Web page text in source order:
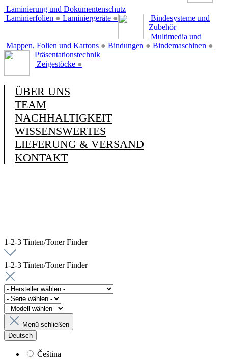
Laminierung und Dokumentenschutz
Laminierfolien ● Laminiergeräte ●
Bindesysteme und
Zubehör
Mappen, Folien und Kartons ● Bindungen ● Bindemaschinen ●
Multimedia und
Präsentationstechnik
Zeigestöcke ●
ÜBER UNS
TEAM
NACHHALTIGKEIT
WISSENSWERTES
LIEFERUNG & VERSAND
KONTAKT
1-2-3 Tinten/Toner Finder
1-2-3 Tinten/Toner Finder
Menü schließen
Deutsch
Čeština